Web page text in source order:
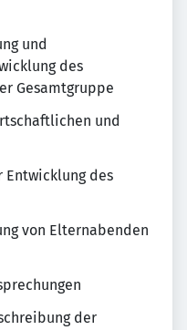
und
des
Gesamtgruppe
und
Entwicklung des
von Elternabenden
der